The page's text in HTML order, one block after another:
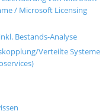
/ Microsoft Licensing
Bestands-Analyse
Verteilte Systeme